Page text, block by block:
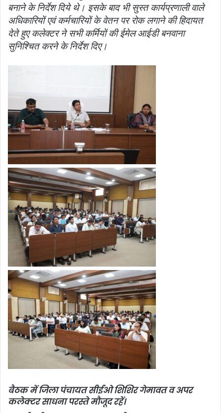
बनाने के निर्देश दिये थे। इसके बाद भी सुस्त कार्यप्रणाली वाले
अधिकारियों एवं कर्मचारियों के वेतन पर रोक लगाने की हिदायत
देते हुए कलेक्टर ने सभी कर्मियों की ईमेल आईडी बनवाना
सुनिश्चित करने के निर्देश दिए।
बैठक में जिला पंचायत सीईओ शिशिर गेमावत व अपर
कलेक्टर साधना परस्ते मौजूद रहें।